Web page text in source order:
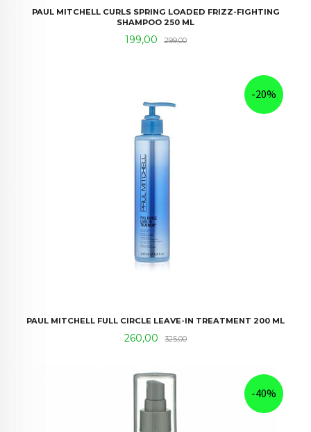
PAUL MITCHELL CURLS SPRING LOADED FRIZZ-FIGHTING
SHAMPOO 250 ML
Tilbud
199,00 299,00Rabatt
PAUL MITCHELL FULL CIRCLE LEAVE-IN TREATMENT 200 ML
Tilbud
260,00 325,00Rabatt
-20%
-40%